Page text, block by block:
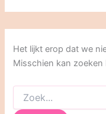
Het lijkt erop dat we
Misschien kan zoeken
naar: